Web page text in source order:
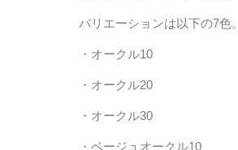
バリエーションは以下の7色。
・オークル10
・オークル20
・オークル30
・ベージュオークル10